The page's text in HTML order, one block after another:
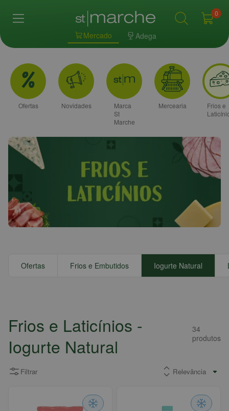
Mercado Adega
0
Ofertas Novidades
Marca
St
Marche
Mercearia
Frios e
Ofertas Frios e Embutidos Iogurte Natural
Frios e Laticínios -
Iogurte Natural
34
produtos
Filtrar